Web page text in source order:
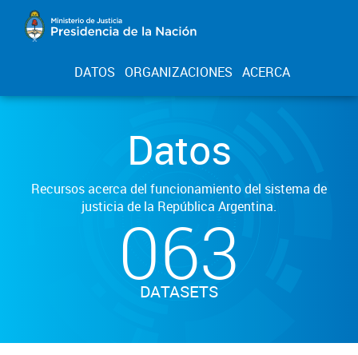
DATOS ORGANIZACIONES ACERCA
Datos
Recursos acerca del funcionamiento del sistema de
justicia de la República Argentina.
063
DATASETS